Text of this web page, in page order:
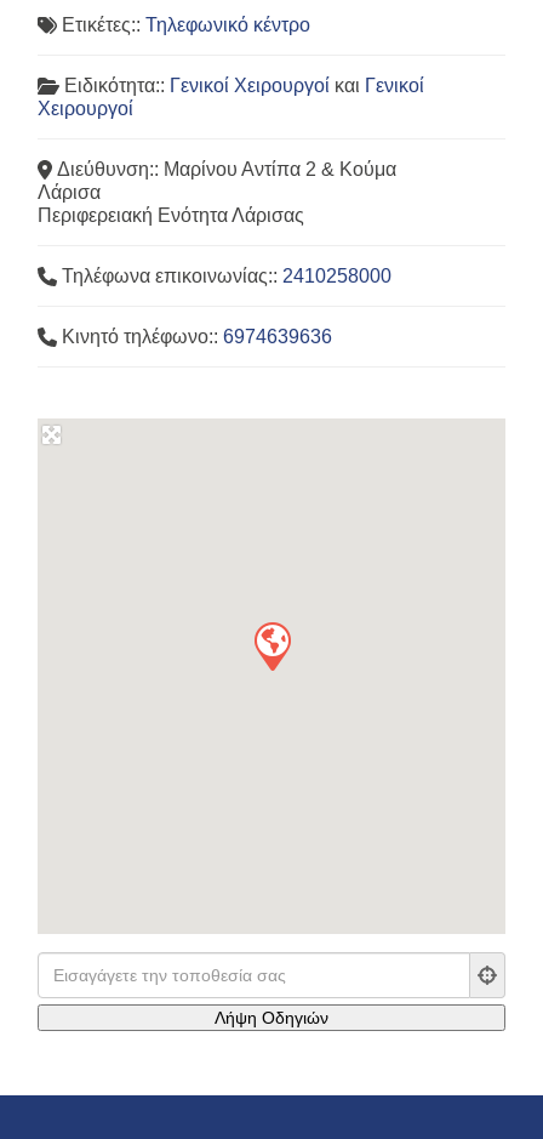
Ετικέτες::Τηλεφωνικό κέντρο
Ειδικότητα:: Γενικοί Χειρουργοί και Γενικοί
Χειρουργοί
Διεύθυνση:: Μαρίνου Αντίπα 2 & Κούμα
Λάρισα
Περιφερειακή Ενότητα Λάρισας
Τηλέφωνα επικοινωνίας:: 2410258000
Κινητό τηλέφωνο::6974639636